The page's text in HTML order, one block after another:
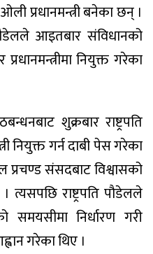
प्रधानमन्त्री बनेका छन् ।
आइतबार संविधानको
नियुक्त गरेका
शुक्रबार राष्ट्रपति
नियुक्त गर्न दाबी पेस गरेका
प्रचण्ड संसदबाट विश्वासको
राष्ट्रपति पौडेलले
निर्धारण गरी
गरेका थिए ।